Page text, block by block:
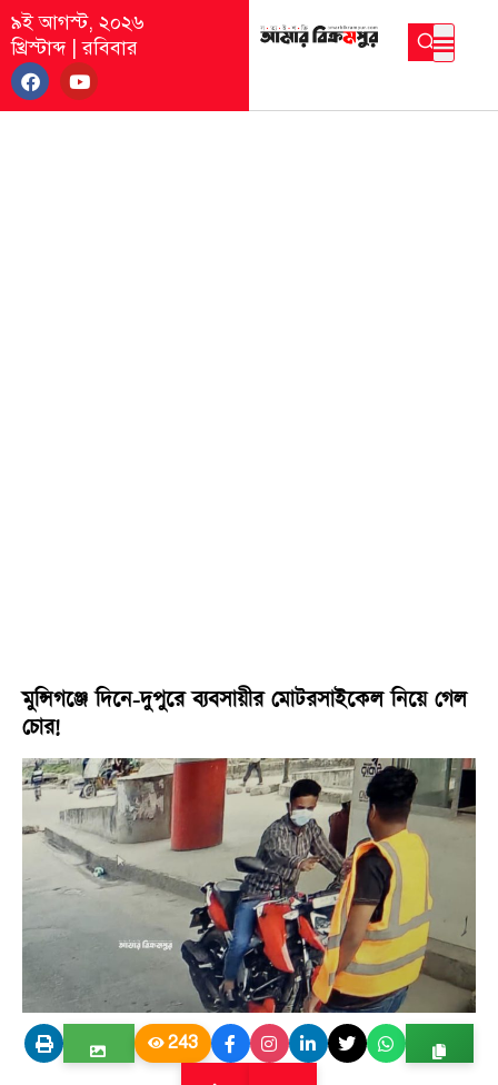
৯ই আগস্ট, ২০২৬
খ্রিস্টাব্দ|রবিবার
মুন্সিগঞ্জে দিনে-দুপুরে ব্যবসায়ীর মোটরসাইকেল নিয়ে গেল
চোর!
243